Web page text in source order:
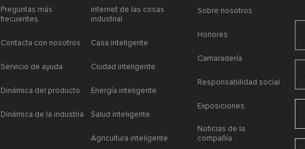
Preguntas más
frecuentes
Contacta con nosotros
Servicio de ayuda
Dinámica del producto
Dinámica de la industria
internet de las cosas
industrial
Casa inteligente
Ciudad inteligente
Energía inteligente
Salud inteligente
Agricultura inteligente
Sobre nosotros
Honores
Camaradería
Responsabilidad social
Exposiciones
Noticias de la
compañía